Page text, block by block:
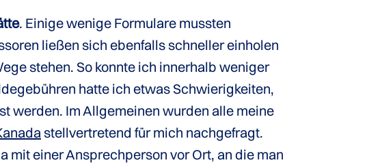
. Einige wenige Formulare mussten
ließen sich ebenfalls schneller einholen
stehen. So konnte ich innerhalb weniger
hatte ich etwas Schwierigkeiten,
werden. Im Allgemeinen wurden alle meine
stellvertretend für mich nachgefragt.
mit einer Ansprechperson vor Ort, an die man